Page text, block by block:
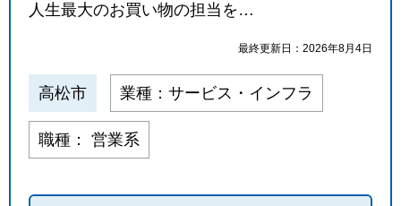
人生最大のお買い物の担当を…
最終更新日：2026年8月4日
高松市 業種：サービス・インフラ
職種： 営業系